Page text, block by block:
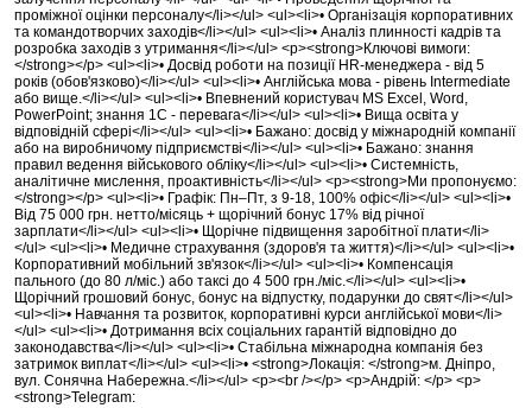
проміжної оцінки персоналу</li></ul> <ul><li>• Організація корпоративних
та командотворчих заходів</li></ul> <ul><li>• Аналіз плинності кадрів та
розробка заходів з утримання</li></ul> <p><strong>Ключові вимоги:
</strong></p> <ul><li>• Досвід роботи на позиції HR-менеджера - від 5
років (обов'язково)</li></ul> <ul><li>• Англійська мова - рівень Intermediate
або вище.</li></ul> <ul><li>• Впевнений користувач MS Excel, Word,
PowerPoint; знання 1С - перевага</li></ul> <ul><li>• Вища освіта у
відповідній сфері</li></ul> <ul><li>• Бажано: досвід у міжнародній компанії
або на виробничому підприємстві</li></ul> <ul><li>• Бажано: знання
правил ведення військового обліку</li></ul> <ul><li>• Системність,
аналітичне мислення, проактивність</li></ul> <p><strong>Ми пропонуємо:
</strong></p> <ul><li>• Графік: Пн–Пт, з 9-18, 100% офіс</li></ul> <ul><li>•
Від 75 000 грн. нетто/місяць + щорічний бонус 17% від річної
зарплати</li></ul> <ul><li>• Щорічне підвищення заробітної плати</li>
</ul> <ul><li>• Медичне страхування (здоров'я та життя)</li></ul> <ul><li>•
Корпоративний мобільний зв'язок</li></ul> <ul><li>• Компенсація
пального (до 80 л/міс.) або таксі до 4 500 грн./міс.</li></ul> <ul><li>•
Щорічний грошовий бонус, бонус на відпустку, подарунки до свят</li></ul>
<ul><li>• Навчання та розвиток, корпоративні курси англійської мови</li>
</ul> <ul><li>• Дотримання всіх соціальних гарантій відповідно до
законодавства</li></ul> <ul><li>• Стабільна міжнародна компанія без
затримок виплат</li></ul> <ul><li>• <strong>Локація: </strong>м. Дніпро,
вул. Сонячна Набережна.</li></ul> <p><br /></p> <p>Андрій: </p> <p>
<strong>Telegram: